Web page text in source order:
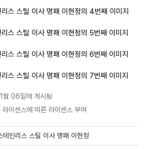
월 06일에 게시됨
이센스에 따른 라이센스 부여
테인리스 스틸 이사 명패 이현정